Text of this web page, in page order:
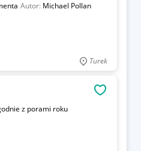
Autor: Michael Pollan
Turek
z porami roku